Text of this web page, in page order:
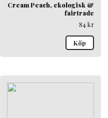
Cream Peach, ekologisk &
fairtrade
84kr
Köp